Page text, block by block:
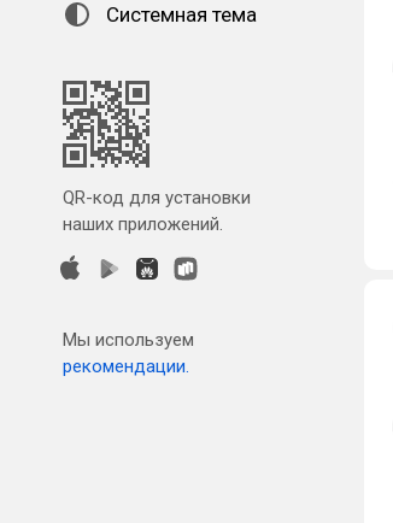
Системная тема
QR-код для установки
наших приложений.
Мы используем
рекомендации.